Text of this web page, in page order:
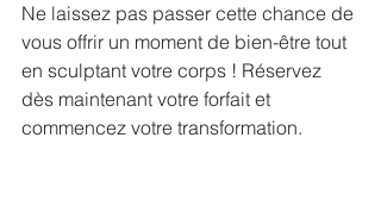
Ne laissez pas passer cette chance de
vous offrir un moment de bien-être tout
en sculptant votre corps ! Réservez
dès maintenant votre forfait et
commencez votre transformation.